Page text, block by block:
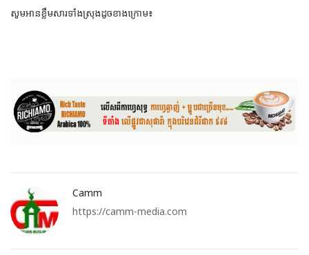
សូមអានខ្លឹមសារទាំងស្រុងដូចខាងក្រោម៖
Camm
https://camm-media.com